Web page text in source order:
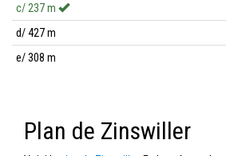
c/ 237 m
d/ 427 m
e/ 308 m
Plan de Zinswiller